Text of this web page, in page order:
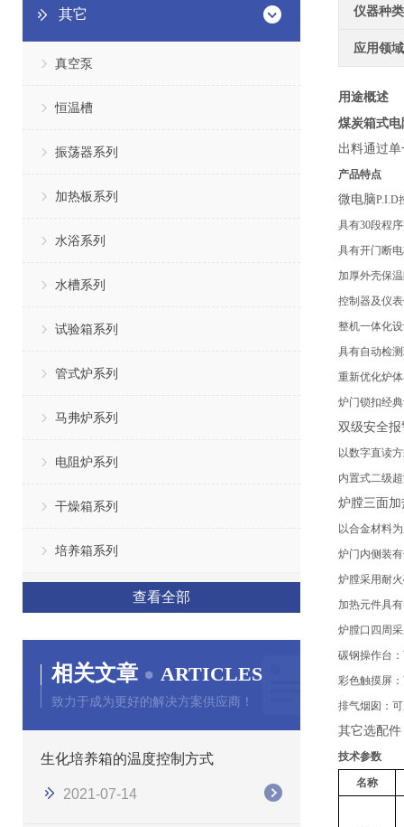
其它
真空泵
恒温槽
振荡器系列
加热板系列
水浴系列
水槽系列
试验箱系列
管式炉系列
马弗炉系列
电阻炉系列
干燥箱系列
培养箱系列
查看全部
相关文章 ARTICLES
致力于成为更好的解决方案供应商！
生化培养箱的温度控制方式
2021-07-14
仪器种类
应用领域
用途概述
煤炭箱式电
出料通过
产品特点
微电脑P.I.D
具有30段程
具有开门断
加厚外壳保
控制器及仪
整机一体化
具有自动检
重新优化炉
炉门锁扣经
双级安全
以数字直读
内置式二级
炉膛三面
以合金材料
炉门内侧装
炉膛采用耐
加热元件具
炉膛口四周
碳钢操作台
彩色触摸屏
排气烟囱：
其它选配
技术参数
名称